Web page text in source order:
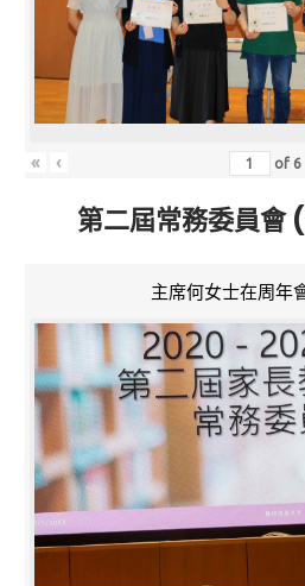
« ‹ of 6
第二屆常務委員
主席何女士在周年